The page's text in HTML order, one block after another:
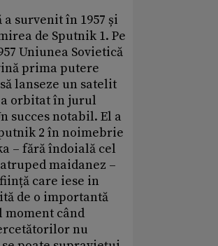
survenit în 1957 și
de Sputnik 1. Pe
Uniunea Sovietică
prima putere
lanseze un satelit
orbitat în jurul
succes notabil. El a
2 în noimebrie
– fără îndoială cel
maidanez –
care iese in
de o importantă
moment când
nu